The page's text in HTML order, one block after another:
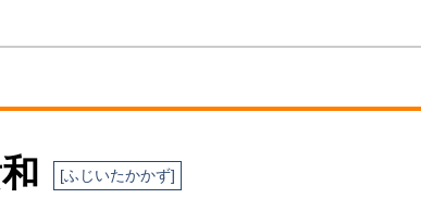
相談 賃貸
音
動
交通事故 打ち切
交通事故 訴えら